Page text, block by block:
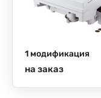
1 модификация
на заказ